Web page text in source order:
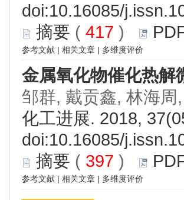
doi:10.16085/
摘要 ( 417 )
参考文献 | 相关文章 | 多维度评价
金属氧化物催化热解
邹群, 戴贡鑫, 林海周
化工进展. 2018,
doi:10.16085/
摘要 ( 397 )
参考文献 | 相关文章 | 多维度评价